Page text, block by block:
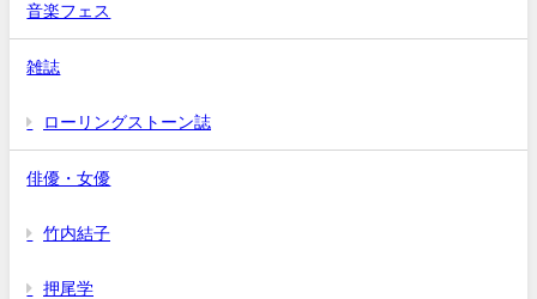
音楽フェス
雑誌
ローリングストーン誌
俳優・女優
竹内結子
押尾学